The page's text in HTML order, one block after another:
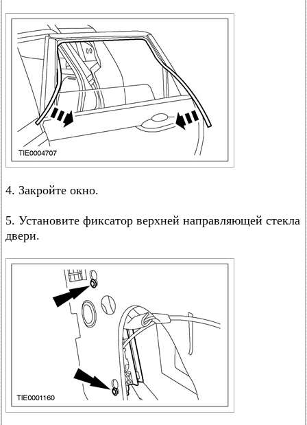
4. Закройте окно.
5. Установите фиксатор верхней направляющей стекла
двери.